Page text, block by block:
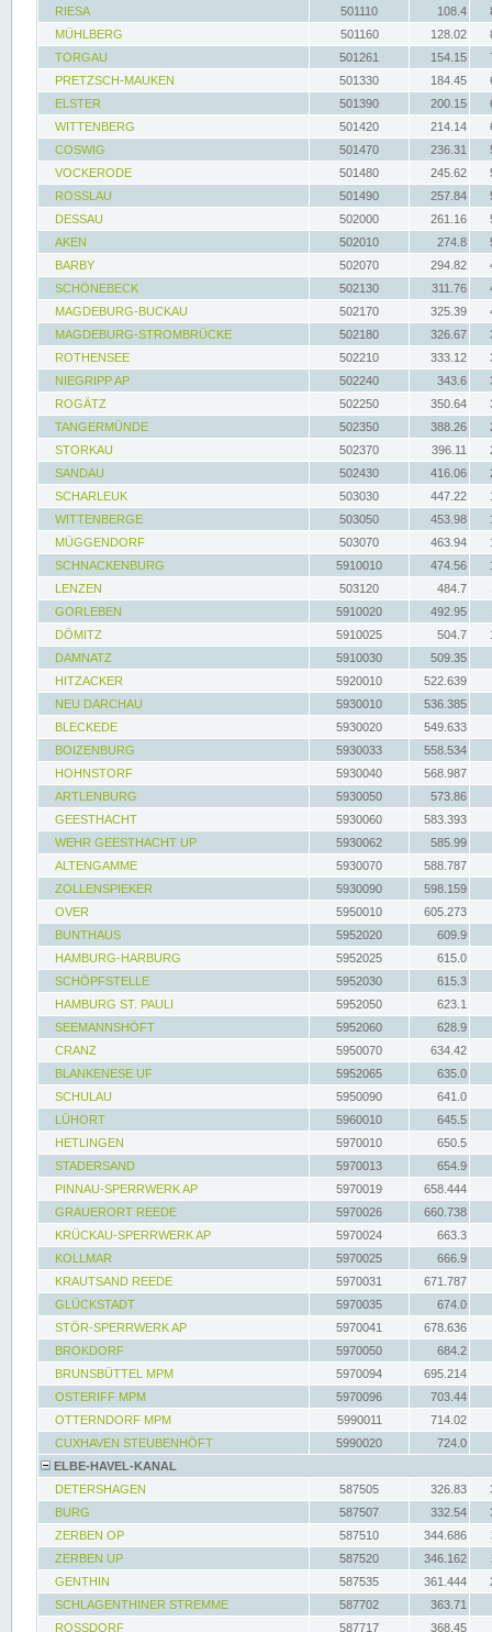
RIESA
501110 108.4
MÜHLBERG
501160 128.02
TORGAU
501261 154.15
PRETZSCH-MAUKEN
501330 184.45
ELSTER
501390 200.15
WITTENBERG
501420 214.14
COSWIG
501470 236.31
VOCKERODE
501480 245.62
ROSSLAU
501490 257.84
DESSAU
502000 261.16
AKEN
502010 274.8
BARBY
502070 294.82
SCHÖNEBECK
502130 311.76
MAGDEBURG-BUCKAU
502170 325.39
MAGDEBURG-STROMBRÜCKE
502180 326.67
ROTHENSEE
502210 333.12
NIEGRIPP AP
502240 343.6
ROGÄTZ
502250 350.64
TANGERMÜNDE
502350 388.26
STORKAU
502370 396.11
SANDAU
502430 416.06
SCHARLEUK
503030 447.22
WITTENBERGE
503050 453.98
MÜGGENDORF
503070 463.94
SCHNACKENBURG
5910010 474.56
LENZEN
503120 484.7
GORLEBEN
5910020 492.95
DÖMITZ
5910025 504.7
DAMNATZ
5910030
509.35
HITZACKER
5920010
522.639
NEU DARCHAU
5930010
536.385
BLECKEDE
5930020
549.633
BOIZENBURG
5930033
558.534
HOHNSTORF
5930040
568.987
ARTLENBURG
5930050
573.86
GEESTHACHT
5930060
583.393
WEHR GEESTHACHT UP
5930062
585.99
ALTENGAMME
5930070
588.787
ZOLLENSPIEKER
5930090
598.159
OVER
5950010
605.273
BUNTHAUS
5952020
609.9
HAMBURG-HARBURG
5952025
615.0
SCHÖPFSTELLE
5952030
615.3
HAMBURG ST. PAULI
5952050
623.1
SEEMANNSHÖFT
5952060
628.9
CRANZ
5950070
634.42
BLANKENESE UF
5952065
635.0
SCHULAU
5950090
641.0
LÜHORT
5960010
645.5
HETLINGEN
5970010
650.5
STADERSAND
5970013
654.9
PINNAU-SPERRWERK AP
5970019
658.444
GRAUERORT REEDE
5970026
660.738
KRÜCKAU-SPERRWERK AP
5970024
663.3
KOLLMAR
5970025
666.9
KRAUTSAND REEDE
5970031
671.787
GLÜCKSTADT
5970035
674.0
STÖR-SPERRWERK AP
5970041
678.636
BROKDORF
5970050
684.2
BRUNSBÜTTEL MPM
5970094
695.214
OSTERIFF MPM
5970096
703.44
OTTERNDORF MPM
5990011
714.02
CUXHAVEN STEUBENHÖFT
5990020
724.0
ELBE-HAVEL-KANAL
DETERSHAGEN
587505 326.83
BURG
587507 332.54
ZERBEN OP
587510 344.686
ZERBEN UP
587520 346.162
GENTHIN
587535 361.444
SCHLAGENTHINER STREMME
587702
363.71
ROSSDORF
587717 368.45